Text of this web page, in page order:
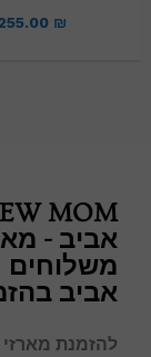
₪
אביב -
משלוחים
אביב
להזמנת